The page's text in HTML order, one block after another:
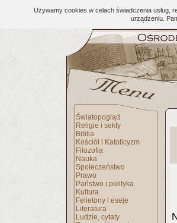
Używamy cookies w celach świadczenia usług,
urządzeniu.
Światopogląd
Religie i sekty
Biblia
Kościół i Katolicyzm
Filozofia
Nauka
Społeczeństwo
Prawo
Państwo i polityka
Kultura
Felietony i eseje
Literatura
Ludzie, cytaty